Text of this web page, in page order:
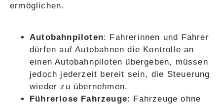
ermöglichen.
Autobahnpiloten: Fahrerinnen und Fahrer
dürfen auf Autobahnen die Kontrolle an
einen Autobahnpiloten übergeben, müssen
jedoch jederzeit bereit sein, die Steuerung
wieder zu übernehmen.
Führerlose Fahrzeuge: Fahrzeuge ohne